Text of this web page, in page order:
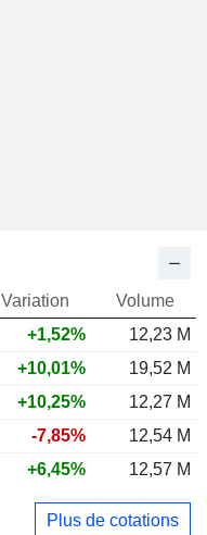
Variation
Volume
+1,52%
12,23 M
+10,01%
19,52 M
+10,25%
12,27 M
-7,85%
12,54 M
+6,45% 12,57 M
Plus de cotations